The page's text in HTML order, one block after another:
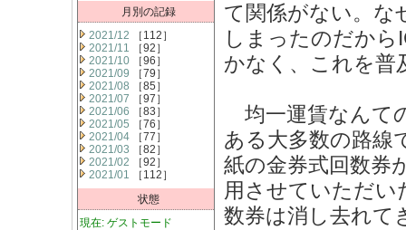
月別の記録
2021/12 ［112］
2021/11 ［92］
2021/10 ［96］
2021/09 ［79］
2021/08 ［85］
2021/07 ［97］
2021/06 ［83］
2021/05 ［76］
2021/04 ［77］
2021/03 ［82］
2021/02 ［92］
2021/01 ［112］
状態
現在: ゲストモード
て関係がない。な
しまったのだか
かなく、これを普
均一運賃なんて
ある大多数の路線
紙の金券式回数券
用させていただい
数券は消し去れて